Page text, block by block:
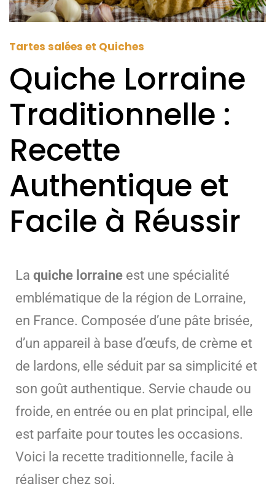
Tartes salées et Quiches
Quiche Lorraine
Traditionnelle :
Recette
Authentique et
Facile à Réussir
La quiche lorraine est une spécialité
emblématique de la région de Lorraine,
en France. Composée d’une pâte brisée,
d’un appareil à base d’œufs, de crème et
de lardons, elle séduit par sa simplicité et
son goût authentique. Servie chaude ou
froide, en entrée ou en plat principal, elle
est parfaite pour toutes les occasions.
Voici la recette traditionnelle, facile à
réaliser chez soi.